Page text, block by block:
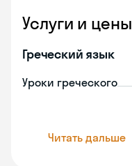
Услуги и цены
Греческий язык
Уроки греческого
Читать дальше